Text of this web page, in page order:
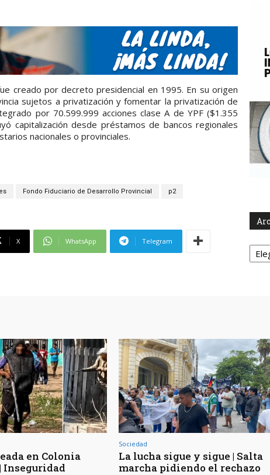
creado por decreto presidencial en 1995. En su origen
sujetos a privatización y fomentar la privatización de
por 70.599.999 acciones clase A de YPF ($1.355
capitalización desde préstamos de bancos regionales
nacionales o provinciales.
Fondo Fiduciario de Desarrollo Provincial p2
X WhatsApp Telegram
en Colonia
Inseguridad
Sociedad
La lucha sigue y sigue | Salta
marcha pidiendo el rechazo